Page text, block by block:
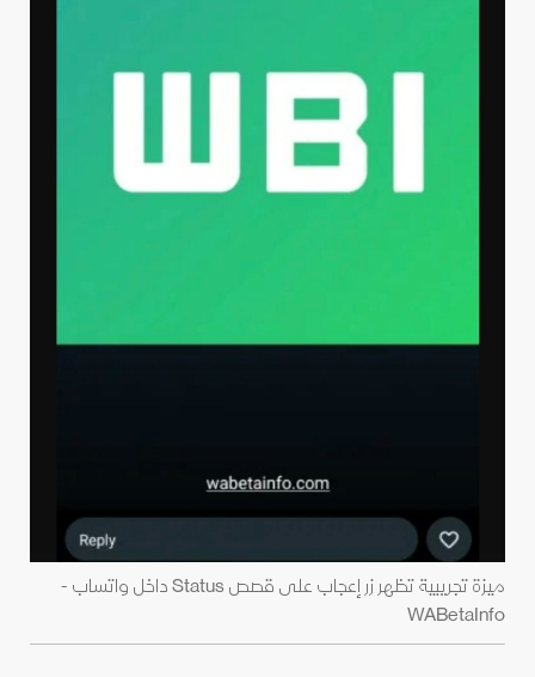
ميزة تجريبية تظهر زر إعجاب على قصص Status داخل واتساب -
WABetaInfo